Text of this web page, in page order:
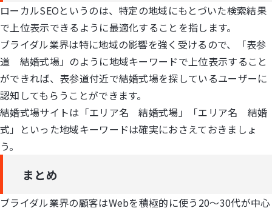
ローカルSEOというのは、特定の地域にもとづいた検索結果
で上位表示できるように最適化することを指します。
ブライダル業界は特に地域の影響を強く受けるので、「表参
道 結婚式場」のように地域キーワードで上位表示すること
ができれば、表参道付近で結婚式場を探しているユーザーに
認知してもらうことができます。
結婚式場サイトは「エリア名 結婚式場」「エリア名 結婚
式」といった地域キーワードは確実におさえておきましょ
う。
まとめ
ブライダル業界の顧客はWebを積極的に使う20～30代が中心